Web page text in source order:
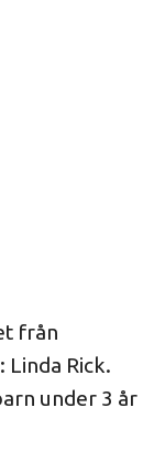
från
Rick.
under 3 år